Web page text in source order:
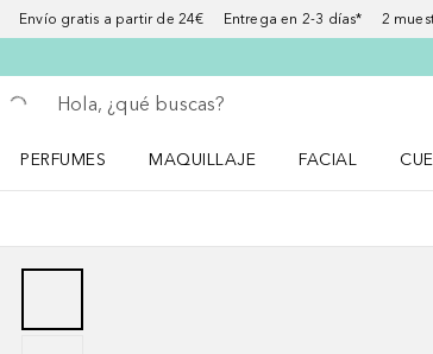
Envío gratis a partir de 24€ Entrega en 2-3 días* 2
Regresar
Ejecutar búsqueda
PERFUMES
MAQUILLAJE
FACIAL